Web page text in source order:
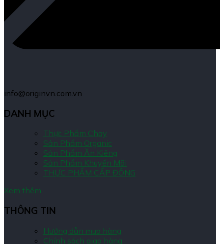
info@originvn.com.vn
DANH MỤC
Thực Phẩm Chay
Sản Phẩm Organic
Sản Phẩm Ăn Kiêng
Sản Phẩm Khuyến Mãi
THỰC PHẨM CẤP ĐÔNG
Xem thêm
THÔNG TIN
Hướng dẫn mua hàng
Chính sách giao hàng